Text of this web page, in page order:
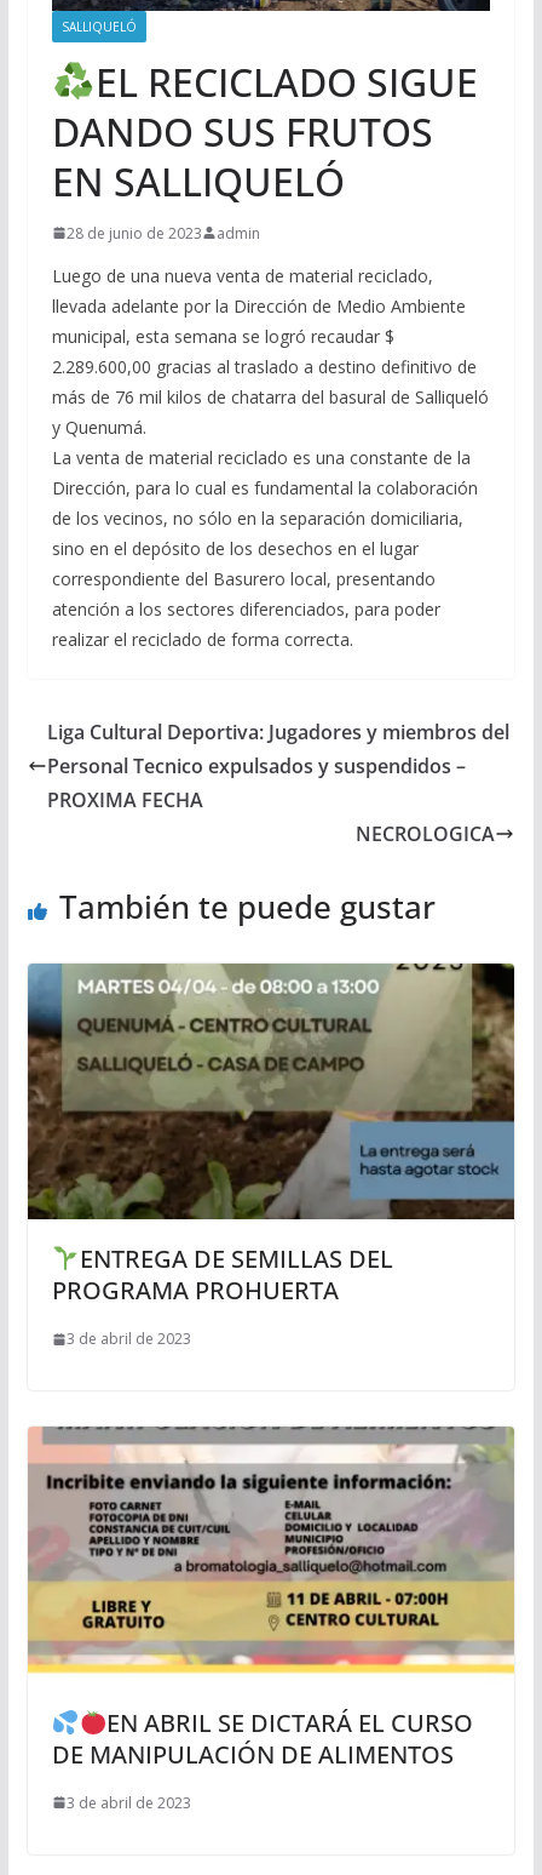
SALLIQUELÓ
EL RECICLADO SIGUE
DANDO SUS FRUTOS
EN SALLIQUELÓ
28 de junio de 2023 admin
Luego de una nueva venta de material reciclado,
llevada adelante por la Dirección de Medio Ambiente
municipal, esta semana se logró recaudar $
2.289.600,00 gracias al traslado a destino definitivo de
más de 76 mil kilos de chatarra del basural de Salliqueló
y Quenumá.
La venta de material reciclado es una constante de la
Dirección, para lo cual es fundamental la colaboración
de los vecinos, no sólo en la separación domiciliaria,
sino en el depósito de los desechos en el lugar
correspondiente del Basurero local, presentando
atención a los sectores diferenciados, para poder
realizar el reciclado de forma correcta.
Liga Cultural Deportiva: Jugadores y miembros del
Personal Tecnico expulsados y suspendidos –
PROXIMA FECHA
NECROLOGICA
También te puede gustar
ENTREGA DE SEMILLAS DEL
PROGRAMA PROHUERTA
3 de abril de 2023
EN ABRIL SE DICTARÁ EL CURSO
DE MANIPULACIÓN DE ALIMENTOS
3 de abril de 2023